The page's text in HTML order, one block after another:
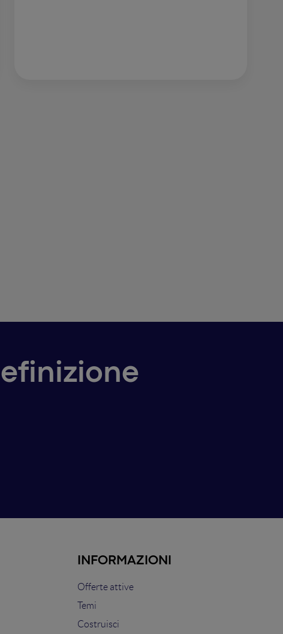
INFORMAZIONI
Offerte attive
Temi
Costruisci